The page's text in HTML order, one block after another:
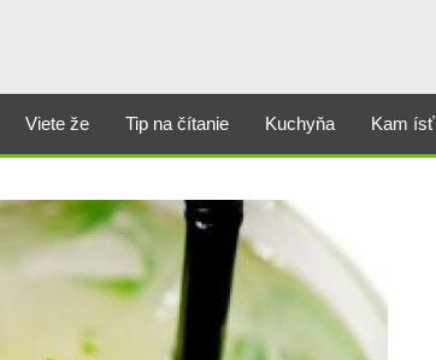
Viete že Tip na čítanie Kuchyňa Kam ísť